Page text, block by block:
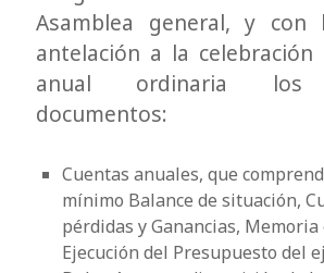
Asamblea general, y con
antelación a la
anual ordinaria los
documentos:
Cuentas anuales, que
mínimo Balance de situación,
pérdidas y Ganancias, Memoria
Ejecución del Presupuesto del